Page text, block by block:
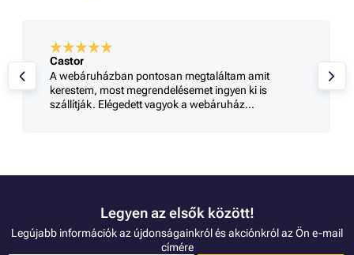
Castor
A webáruházban pontosan megtaláltam amit
kerestem, most megrendelésemet ingyen ki is
szállítják. Elégedett vagyok a webáruház
Legyen az elsők között!
Legújabb információk az újdonságainkról és akciónkról az Ön e-mail
címére